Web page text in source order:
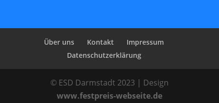
Über uns Kontakt
Impressum
Datenschutzerklärung
© ESD Darmstadt 2023 | Design
www.festpreis-webseite.de